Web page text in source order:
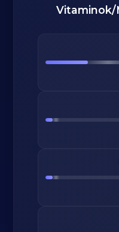
Vitaminok/